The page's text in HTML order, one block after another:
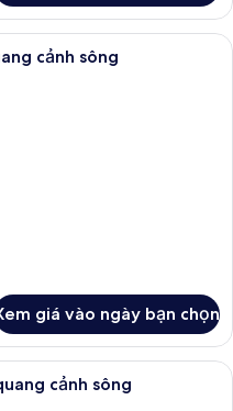
hộ Deluxe, 2 phòng ngủ,
cảnh sông
giá vào ngày bạn chọn
cảnh sông